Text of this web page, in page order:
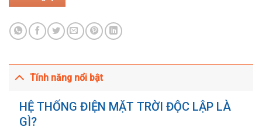
Tính năng nổi bật
HỆ THỐNG ĐIỆN MẶT TRỜI ĐỘC LẬP LÀ
GÌ?